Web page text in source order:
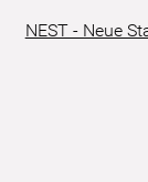
NEST - Neue